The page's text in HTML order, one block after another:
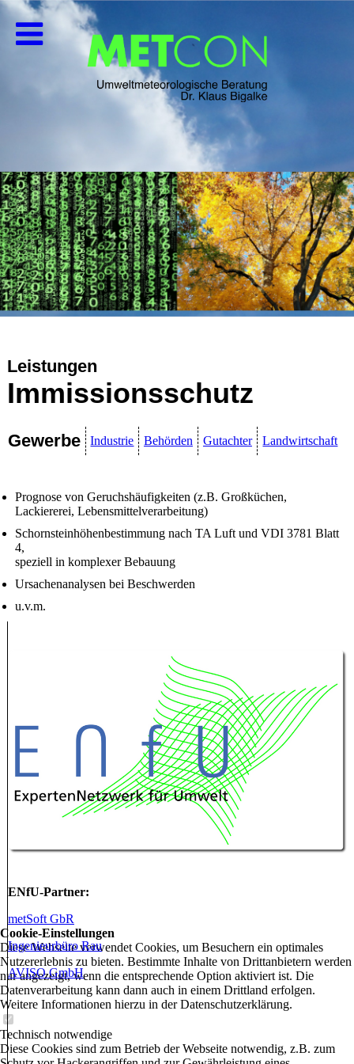
Leistungen
Immissionsschutz
Gewerbe Industrie Behörden Gutachter Landwirtschaft
Prognose von Geruchshäufigkeiten (z.B. Großküchen,
Lackiererei, Lebensmittelverarbeitung)
Schornsteinhöhenbestimmung nach TA Luft und VDI 3781 Blatt
4,
speziell in komplexer Bebauung
Ursachenanalysen bei Beschwerden
u.v.m.
ENfU-Partner:
metSoft GbR
Ingenieurbüro Rau
AVISO GmbH
-
Cookie-Einstellungen
Diese Webseite verwendet Cookies, um Besuchern ein optimales
Nutzererlebnis zu bieten. Bestimmte Inhalte von Drittanbietern werden
nur angezeigt, wenn die entsprechende Option aktiviert ist. Die
Datenverarbeitung kann dann auch in einem Drittland erfolgen.
Weitere Informationen hierzu in der Datenschutzerklärung.
Technisch notwendige
Diese Cookies sind zum Betrieb der Webseite notwendig, z.B. zum